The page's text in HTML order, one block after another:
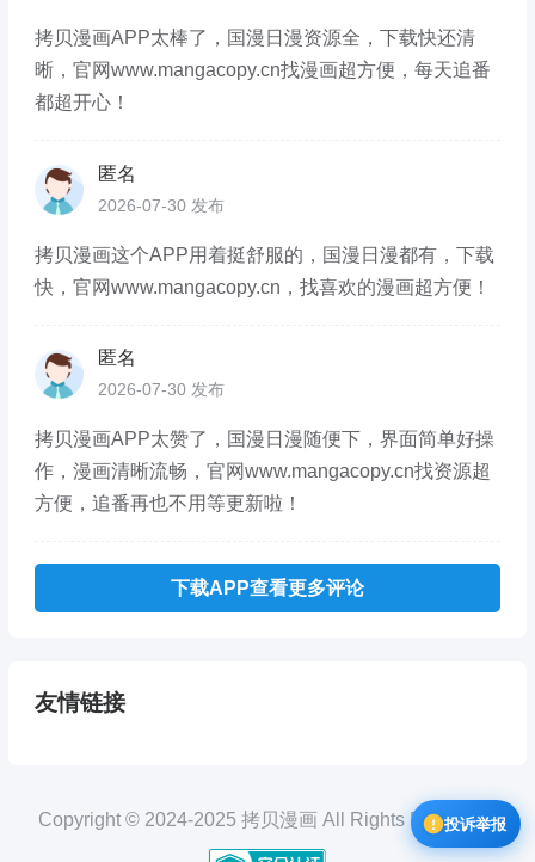
拷贝漫画APP太棒了，国漫日漫资源全，下载快还清
晰，官网www.mangacopy.cn找漫画超方便，每天追番
都超开心！
匿名
2026-07-30 发布
拷贝漫画这个APP用着挺舒服的，国漫日漫都有，下载
快，官网www.mangacopy.cn，找喜欢的漫画超方便！
匿名
2026-07-30 发布
拷贝漫画APP太赞了，国漫日漫随便下，界面简单好操
作，漫画清晰流畅，官网www.mangacopy.cn找资源超
方便，追番再也不用等更新啦！
下载APP查看更多评论
友情链接
Copyright © 2024-2025 拷贝漫画 All Rights Reserved.
投诉举报